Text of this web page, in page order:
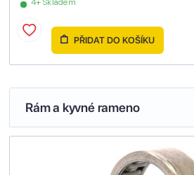
4+ Skladem
PŘIDAT DO KOŠÍKU
Rám a kyvné rameno